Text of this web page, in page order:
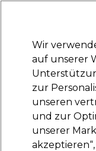
Marken Deals
Kosmetik
Wir
auf unserer
zur
unseren
und zur
unserer